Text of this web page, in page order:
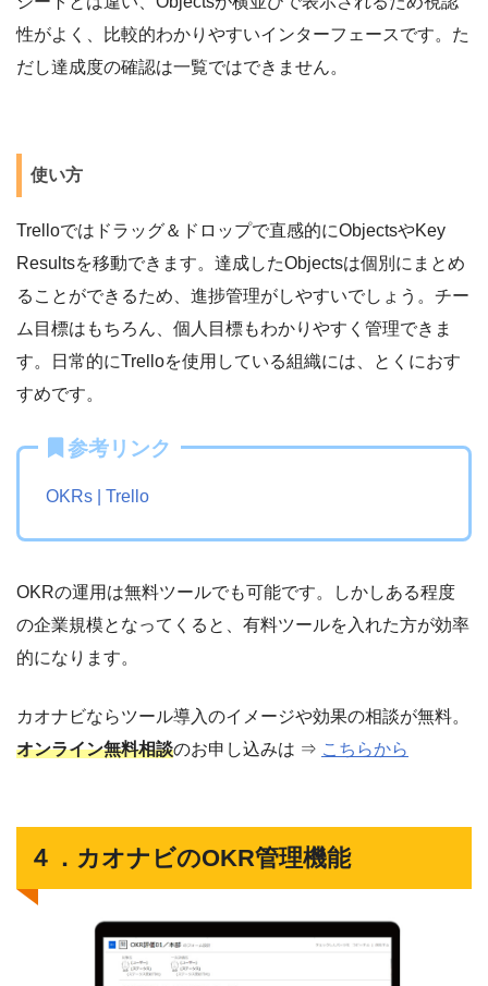
性がよく、比較的わかりやすいインターフェースです。た
だし達成度の確認は一覧ではできません。
使い方
Trelloではドラッグ＆ドロップで直感的にObjectsやKey
Resultsを移動できます。達成したObjectsは個別にまとめ
ることができるため、進捗管理がしやすいでしょう。チー
ム目標はもちろん、個人目標もわかりやすく管理できま
す。日常的にTrelloを使用している組織には、とくにおす
すめです。
参考リンク
OKRs | Trello
OKRの運用は無料ツールでも可能です。しかしある程度
の企業規模となってくると、有料ツールを入れた方が効率
的になります。
カオナビならツール導入のイメージや効果の相談が無料。
オンライン無料相談のお申し込みは ⇒ こちらから
４．カオナビのOKR管理機能